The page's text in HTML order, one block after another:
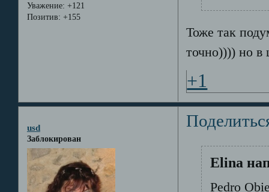
Уважение: +121
Позитив: +155
Тоже так
точно)))) но в
+1
usd
Заблокирован
Elina
Pedro